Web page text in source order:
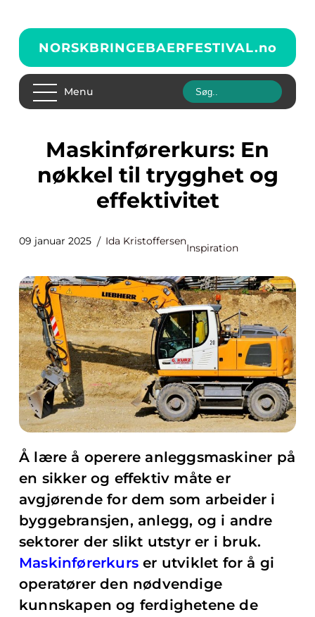
NORSKBRINGEBAERFESTIVAL.no
Menu
Maskinførerkurs: En
nøkkel til trygghet og
effektivitet
09 januar 2025 Ida Kristoffersen
Inspiration
Å lære å operere anleggsmaskiner på
en sikker og effektiv måte er
avgjørende for dem som arbeider i
byggebransjen, anlegg, og i andre
sektorer der slikt utstyr er i bruk.
Maskinførerkurs er utviklet for å gi
operatører den nødvendige
kunnskapen og ferdighetene de